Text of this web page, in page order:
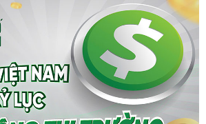
tại Nhà Phố Việt Nam.